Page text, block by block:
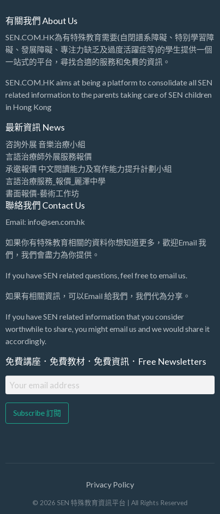
有關我們 About Us
SEN.COM.HK為有特殊教育需要(自閉譜系障礙、特别學習障
礙、發展障礙、專注力缺乏及過度活躍症等)的學生提供一個
一站式的平台，尋找合適的服務和免費的資訊。
SEN.COM.HK aims at being a platform to consolidate all SEN
related information to the parents taking care of SEN children
in Hong Kong
最新資訊 News
咨詢外展 音樂治療小組
言語治療師外展服務報價
承邀報價 中文閱讀能力及寫作能力提升計劃小組
言語治療服務_報價_麗澤中學
書面報價-藝術工作坊
聯絡我們 Contact Us
Email: info@sen.com.hk
如果你有特殊教育相關的資料你想知道更多，歡迎Email 我
們，我們會盡力為你提供。
If you have SEN related questions, feel free to email us.
如果有相關資訊，可以Email 給我們，我們代為分享。
If you have SEN related information that you consider
worthwhile to share, you might email us and we would share it
accordingly.
免費講座．免費教材．免費資訊．Free Newsletters
Privacy Policy
© 2026 SEN 特殊教育資訊平台 | All Rights Reserved